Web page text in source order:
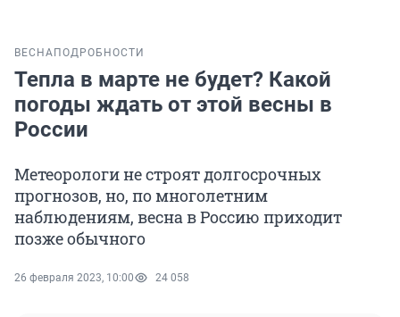
ВЕСНА ПОДРОБНОСТИ
Тепла в марте не будет? Какой
погоды ждать от этой весны в
России
Метеорологи не строят долгосрочных
прогнозов, но, по многолетним
наблюдениям, весна в Россию приходит
позже обычного
26 февраля 2023, 10:00 24 058